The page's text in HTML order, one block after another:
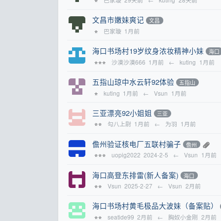
文昌市嫩妹爽记 文昌
⭐ 巴家璇 1月前
海口书场村19岁纹身浓妆精神小妹 海口
⭐⭐⭐ 沙漠沙漠666 1月前 ← kuting 1月前
五指山琼中水云轩92体验 五指山
⭐ kuting 1月前 ← Vsun 1月前
三亚漂亮92小姐姐 三亚
⭐⭐ 勾八上尉 1月前 ← 为羽 1月前
儋州验证核电厂五联村骗子 儋州
⭐⭐⭐ uopig2022 2024-2-5 ← Vsun 1月前
海口高登东排雷(新人备案) 海口
⭐⭐ Vsun 2025-2-27 ← Vsun 2月前
海口书场村黄毛极品大波妹（备案贴）
⭐⭐ seatide99 2月前 ← 胸奴小金刚 2月前